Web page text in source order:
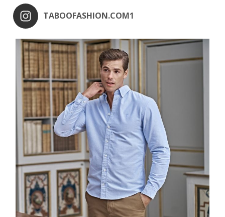
TABOOFASHION.COM1